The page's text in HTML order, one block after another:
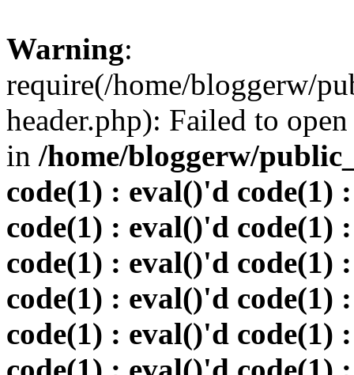
Warning:
require(/home/bloggerw/
header.php): Failed to
in /home/bloggerw/
code(1) : eval()'d code(1)
code(1) : eval()'d code(1)
code(1) : eval()'d code(1)
code(1) : eval()'d code(1)
code(1) : eval()'d code(1)